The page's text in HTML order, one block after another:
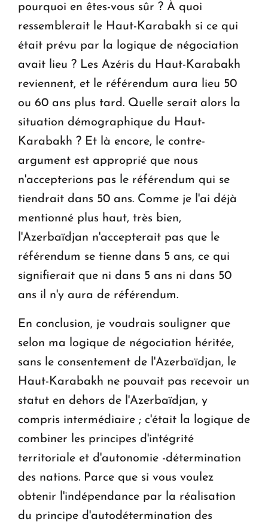
pourquoi en êtes-vous sûr ? À quoi
ressemblerait le Haut-Karabakh si ce qui
était prévu par la logique de négociation
avait lieu ? Les Azéris du Haut-Karabakh
reviennent, et le référendum aura lieu 50
ou 60 ans plus tard. Quelle serait alors la
situation démographique du Haut-
Karabakh ? Et là encore, le contre-
argument est approprié que nous
n'accepterions pas le référendum qui se
tiendrait dans 50 ans. Comme je l'ai déjà
mentionné plus haut, très bien,
l'Azerbaïdjan n'accepterait pas que le
référendum se tienne dans 5 ans, ce qui
signifierait que ni dans 5 ans ni dans 50
ans il n'y aura de référendum.
En conclusion, je voudrais souligner que
selon ma logique de négociation héritée,
sans le consentement de l'Azerbaïdjan, le
Haut-Karabakh ne pouvait pas recevoir un
statut en dehors de l'Azerbaïdjan, y
compris intermédiaire ; c'était la logique de
combiner les principes d'intégrité
territoriale et d'autonomie -détermination
des nations. Parce que si vous voulez
obtenir l'indépendance par la réalisation
du principe d'autodétermination des